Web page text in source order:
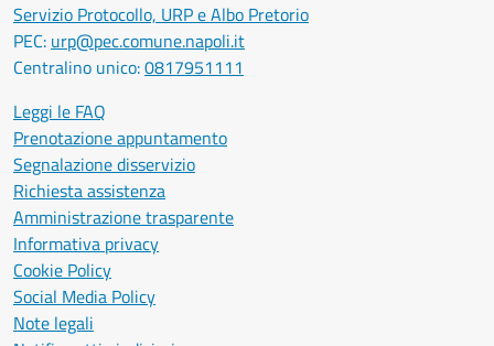
Servizio Protocollo, URP e Albo Pretorio
PEC: urp@pec.comune.napoli.it
Centralino unico:0817951111
Leggi le FAQ
Prenotazione appuntamento
Segnalazione disservizio
Richiesta assistenza
Amministrazione trasparente
Informativa privacy
Cookie Policy
Social Media Policy
Note legali